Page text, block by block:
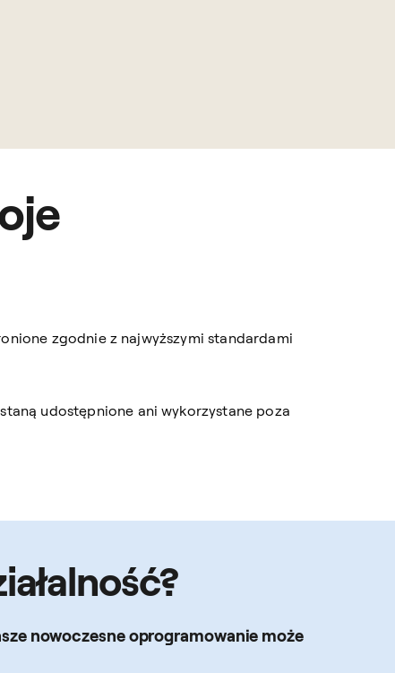
zgodnie z najwyższymi standardami
udostępnione ani wykorzystane poza
nowoczesne oprogramowanie może